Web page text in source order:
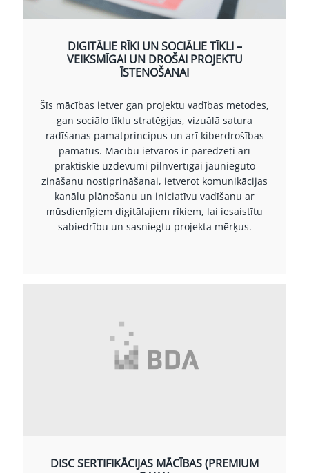
DIGITĀLIE RĪKI UN SOCIĀLIE TĪKLI –
VEIKSMĪGAI UN DROŠAI PROJEKTU
ĪSTENOŠANAI
Šīs mācības ietver gan projektu vadības metodes,
gan sociālo tīklu stratēģijas, vizuālā satura
radīšanas pamatprincipus un arī kiberdrošības
pamatus. Mācību ietvaros ir paredzēti arī
praktiskie uzdevumi pilnvērtīgai jauniegūto
zināšanu nostiprināšanai, ietverot komunikācijas
kanālu plānošanu un iniciatīvu vadīšanu ar
mūsdienīgiem digitālajiem rīkiem, lai iesaistītu
sabiedrību un sasniegtu projekta mērķus.
DISC SERTIFIKĀCIJAS MĀCĪBAS (PREMIUM